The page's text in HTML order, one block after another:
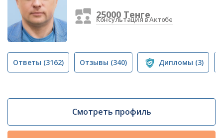
25000 Тенге
Консультация в Актобе
Ответы (3162) Отзывы (340) Дипломы (3)
Смотреть профиль